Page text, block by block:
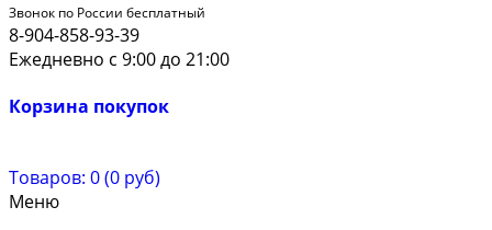
Звонок по России бесплатный
8-904-858-93-39
Ежедневно с 9:00 до 21:00
Корзина покупок
Товаров: 0 (0 руб)
Меню